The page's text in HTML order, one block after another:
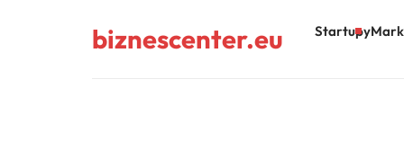
biznescenter.eu Startupy